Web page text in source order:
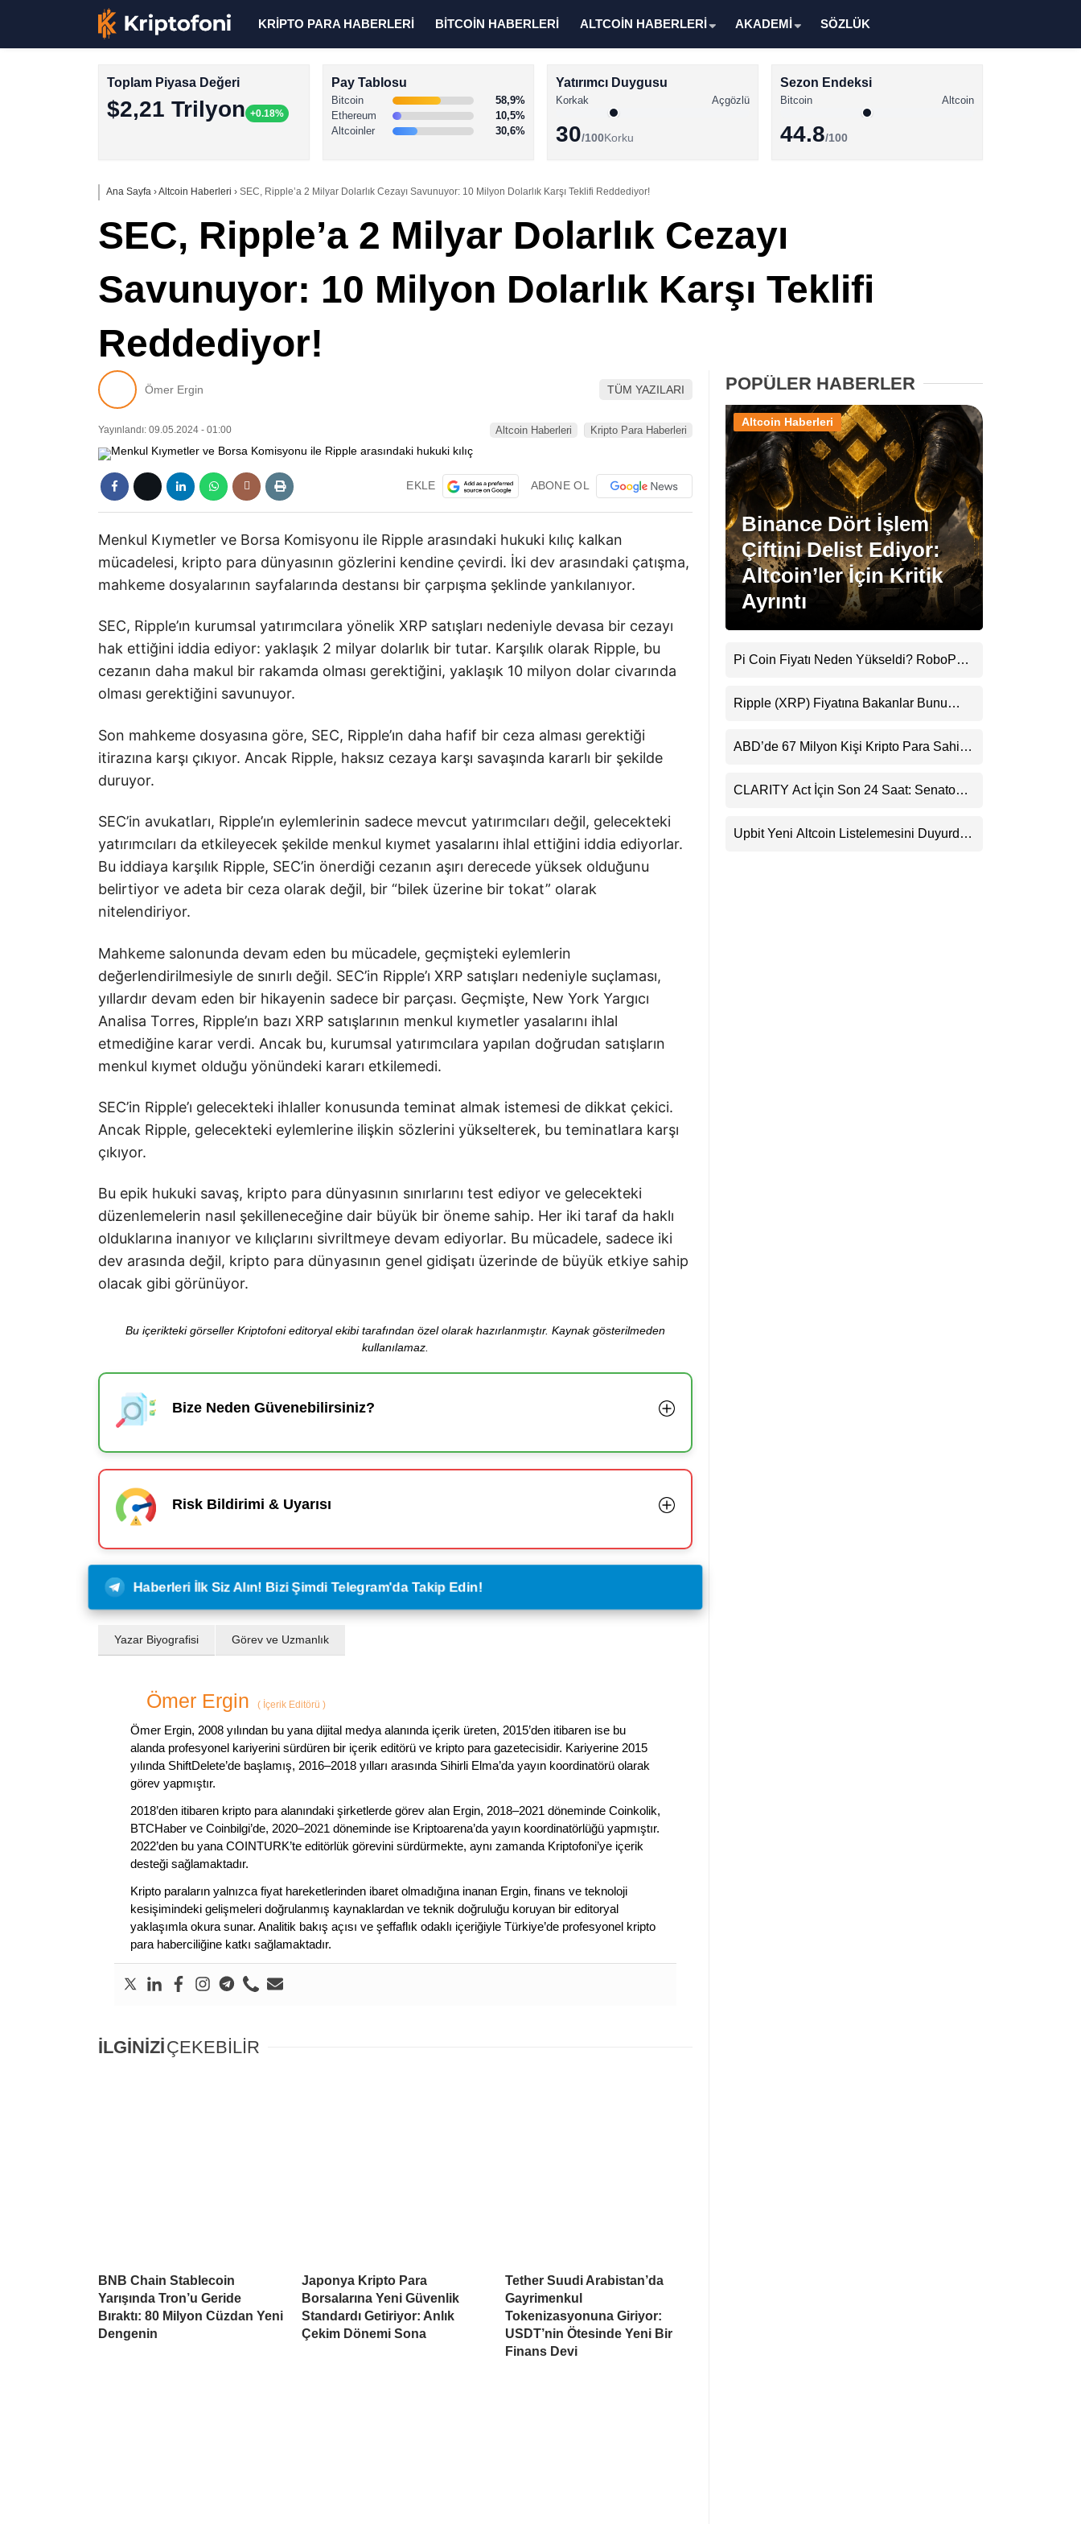
Stablecoin Haberleri
Facebook
Instagram
Youtube
KRİPTO PARA HABERLERİ BİTCOİN HABERLERİ ALTCOİN HABERLERİ AKADEMİ SÖZLÜK
Toplam Piyasa Değeri
$2,21 Trilyon +0.18%
Pay Tablosu
Bitcoin
58,9%
Ethereum
10,5%
Altcoinler
30,6%
Yatırımcı Duygusu
Korkak Açgözlü
30/100Korku
Sezon Endeksi
Bitcoin Altcoin
44.8/100
Ana Sayfa ›Altcoin Haberleri › SEC, Ripple’a 2 Milyar Dolarlık Cezayı Savunuyor: 10 Milyon Dolarlık Karşı Teklifi Reddediyor!
SEC, Ripple’a 2 Milyar Dolarlık Cezayı
Savunuyor: 10 Milyon Dolarlık Karşı Teklifi
Reddediyor!
Ömer Ergin TÜM YAZILARI
Yayınlandı: 09.05.2024 - 01:00 Altcoin Haberleri Kripto Para Haberleri
EKLE ABONE OL
Menkul Kıymetler ve Borsa Komisyonu ile Ripple arasındaki hukuki kılıç kalkan
mücadelesi, kripto para dünyasının gözlerini kendine çevirdi. İki dev arasındaki çatışma,
mahkeme dosyalarının sayfalarında destansı bir çarpışma şeklinde yankılanıyor.
SEC, Ripple’ın kurumsal yatırımcılara yönelik XRP satışları nedeniyle devasa bir cezayı
hak ettiğini iddia ediyor: yaklaşık 2 milyar dolarlık bir tutar. Karşılık olarak Ripple, bu
cezanın daha makul bir rakamda olması gerektiğini, yaklaşık 10 milyon dolar civarında
olması gerektiğini savunuyor.
Son mahkeme dosyasına göre, SEC, Ripple’ın daha hafif bir ceza alması gerektiği
itirazına karşı çıkıyor. Ancak Ripple, haksız cezaya karşı savaşında kararlı bir şekilde
duruyor.
SEC’in avukatları, Ripple’ın eylemlerinin sadece mevcut yatırımcıları değil, gelecekteki
yatırımcıları da etkileyecek şekilde menkul kıymet yasalarını ihlal ettiğini iddia ediyorlar.
Bu iddiaya karşılık Ripple, SEC’in önerdiği cezanın aşırı derecede yüksek olduğunu
belirtiyor ve adeta bir ceza olarak değil, bir “bilek üzerine bir tokat” olarak
nitelendiriyor.
Mahkeme salonunda devam eden bu mücadele, geçmişteki eylemlerin
değerlendirilmesiyle de sınırlı değil. SEC’in Ripple’ı XRP satışları nedeniyle suçlaması,
yıllardır devam eden bir hikayenin sadece bir parçası. Geçmişte, New York Yargıcı
Analisa Torres, Ripple’ın bazı XRP satışlarının menkul kıymetler yasalarını ihlal
etmediğine karar verdi. Ancak bu, kurumsal yatırımcılara yapılan doğrudan satışların
menkul kıymet olduğu yönündeki kararı etkilemedi.
SEC’in Ripple’ı gelecekteki ihlaller konusunda teminat almak istemesi de dikkat çekici.
Ancak Ripple, gelecekteki eylemlerine ilişkin sözlerini yükselterek, bu teminatlara karşı
çıkıyor.
Bu epik hukuki savaş, kripto para dünyasının sınırlarını test ediyor ve gelecekteki
düzenlemelerin nasıl şekilleneceğine dair büyük bir öneme sahip. Her iki taraf da haklı
olduklarına inanıyor ve kılıçlarını sivriltmeye devam ediyorlar. Bu mücadele, sadece iki
dev arasında değil, kripto para dünyasının genel gidişatı üzerinde de büyük etkiye sahip
olacak gibi görünüyor.
Bu içerikteki görseller Kriptofoni editoryal ekibi tarafından özel olarak hazırlanmıştır. Kaynak gösterilmeden
kullanılamaz.
Bize Neden Güvenebilirsiniz?
Risk Bildirimi & Uyarısı
Haberleri İlk Siz Alın! Bizi Şimdi Telegram'da Takip Edin!
Yazar Biyografisi Görev ve Uzmanlık
Ömer Ergin ( İçerik Editörü )
Ömer Ergin, 2008 yılından bu yana dijital medya alanında içerik üreten, 2015’den itibaren ise bu
alanda profesyonel kariyerini sürdüren bir içerik editörü ve kripto para gazetecisidir. Kariyerine 2015
yılında ShiftDelete’de başlamış, 2016–2018 yılları arasında Sihirli Elma’da yayın koordinatörü olarak
görev yapmıştır.
2018’den itibaren kripto para alanındaki şirketlerde görev alan Ergin, 2018–2021 döneminde Coinkolik,
BTCHaber ve Coinbilgi’de, 2020–2021 döneminde ise Kriptoarena’da yayın koordinatörlüğü yapmıştır.
2022’den bu yana COINTURK’te editörlük görevini sürdürmekte, aynı zamanda Kriptofoni’ye içerik
desteği sağlamaktadır.
Kripto paraların yalnızca fiyat hareketlerinden ibaret olmadığına inanan Ergin, finans ve teknoloji
kesişimindeki gelişmeleri doğrulanmış kaynaklardan ve teknik doğruluğu koruyan bir editoryal
yaklaşımla okura sunar. Analitik bakış açısı ve şeffaflık odaklı içeriğiyle Türkiye’de profesyonel kripto
para haberciliğine katkı sağlamaktadır.
İLGİNİZİÇEKEBİLİR
BNB Chain Stablecoin
Yarışında Tron’u Geride
Bıraktı: 80 Milyon Cüzdan Yeni
Dengenin
Japonya Kripto Para
Borsalarına Yeni Güvenlik
Standardı Getiriyor: Anlık
Çekim Dönemi Sona
Tether Suudi Arabistan’da
Gayrimenkul
Tokenizasyonuna Giriyor:
USDT’nin Ötesinde Yeni Bir
Finans Devi
POPÜLER HABERLER
Binance Dört İşlem
Çiftini Delist Ediyor:
Altcoin’ler İçin Kritik
Ayrıntı
Altcoin Haberleri
Pi Coin Fiyatı Neden Yükseldi? RoboPay
Destekledi
Ripple (XRP) Fiyatına Bakanlar Bunu
Uyarı
ABD’de 67 Milyon Kişi Kripto Para Sahibi:
CLARITY Act İçin Son 24 Saat: Senato
Beklentisini Bozabilir
Upbit Yeni Altcoin Listelemesini Duyurdu: